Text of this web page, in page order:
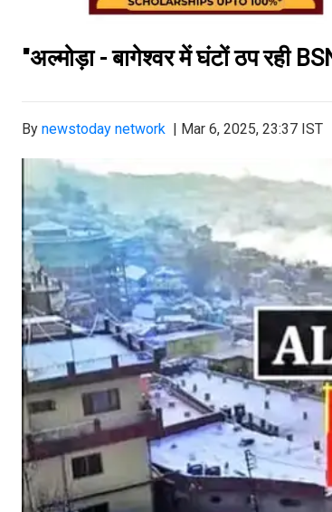
"अल्मोड़ा - बागेश्वर में घंटों ठप रही
By newstoday network | Mar 6, 2025, 23:37 IST